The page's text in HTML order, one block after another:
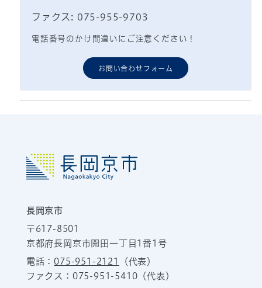
ファクス: 075-955-9703
電話番号のかけ間違いにご注意ください！
お問い合わせフォーム
長岡京市
〒617-8501
京都府長岡京市開田一丁目1番1号
電話：075-951-2121
（代表）
ファクス：075-951-5410（代表）